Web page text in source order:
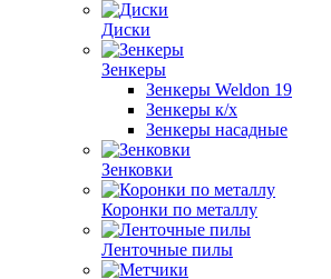
Диски
Зенкеры
Зенкеры Weldon 19
Зенкеры к/х
Зенкеры насадные
Зенковки
Коронки по металлу
Ленточные пилы